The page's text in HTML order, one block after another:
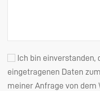
Ich bin einverstanden,
eingetragenen Daten
meiner Anfrage von